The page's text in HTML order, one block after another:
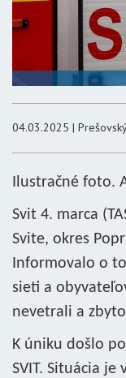
04.03.2025 |
Ilustračné foto.
Svit 4. marca
Svite, okres
Informovalo o
sieti a
nevetrali a
K úniku došlo
SVIT. Situácia